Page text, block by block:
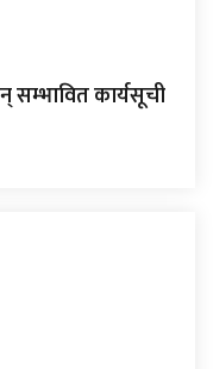
सम्भावित कार्यसूची